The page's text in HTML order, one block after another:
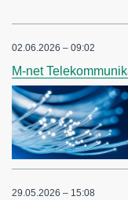
02.06.2026 – 09:02
M-net
29.05.2026 – 15:08